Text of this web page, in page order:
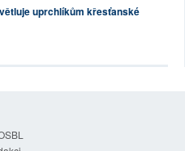
uprchlíkům křesťanské